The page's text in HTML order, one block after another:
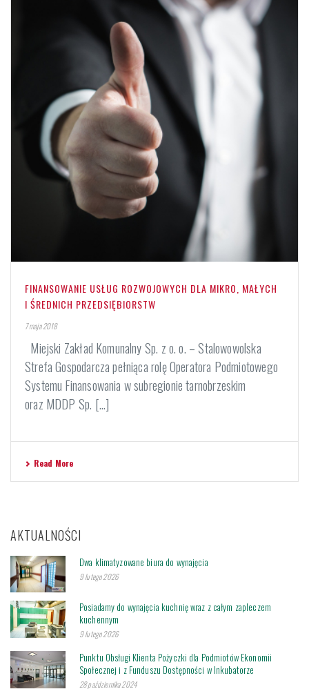
FINANSOWANIE USŁUG ROZWOJOWYCH DLA MIKRO, MAŁYCH
I ŚREDNICH PRZEDSIĘBIORSTW
7 maja 2018
Miejski Zakład Komunalny Sp. z o. o. – Stalowowolska
Strefa Gospodarcza pełniąca rolę Operatora Podmiotowego
Systemu Finansowania w subregionie tarnobrzeskim
oraz MDDP Sp. [...]
Read More
AKTUALNOŚCI
Dwa klimatyzowane biura do wynajęcia
9 lutego 2026
Posiadamy do wynajęcia kuchnię wraz z całym zapleczem
kuchennym
9 lutego 2026
Punktu Obsługi Klienta Pożyczki dla Podmiotów Ekonomii
Społecznej i z Funduszu Dostępności w Inkubatorze
28 października 2024